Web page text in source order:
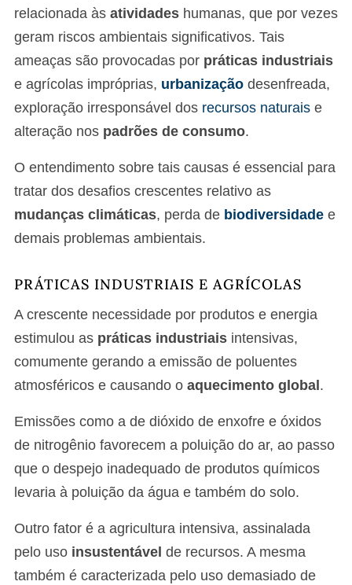
relacionada às atividades humanas, que por vezes
geram riscos ambientais significativos. Tais
ameaças são provocadas por práticas industriais
e agrícolas impróprias, urbanização desenfreada,
exploração irresponsável dos recursos naturais e
alteração nos padrões de consumo.
O entendimento sobre tais causas é essencial para
tratar dos desafios crescentes relativo as
mudanças climáticas, perda de biodiversidade e
demais problemas ambientais.
PRÁTICAS INDUSTRIAIS E AGRÍCOLAS
A crescente necessidade por produtos e energia
estimulou as práticas industriais intensivas,
comumente gerando a emissão de poluentes
atmosféricos e causando o aquecimento global.
Emissões como a de dióxido de enxofre e óxidos
de nitrogênio favorecem a poluição do ar, ao passo
que o despejo inadequado de produtos químicos
levaria à poluição da água e também do solo.
Outro fator é a agricultura intensiva, assinalada
pelo uso insustentável de recursos. A mesma
também é caracterizada pelo uso demasiado de